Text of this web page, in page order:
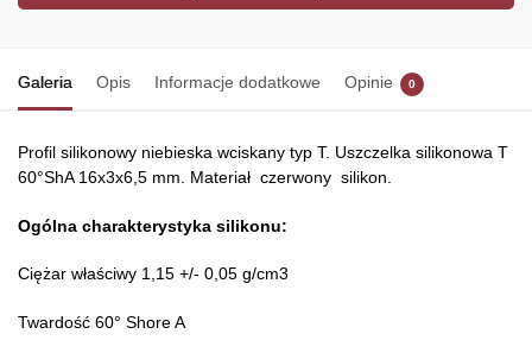
Galeria Opis Informacje dodatkowe Opinie 0
Profil silikonowy niebieska wciskany typ T. Uszczelka silikonowa T
60°ShA 16x3x6,5 mm. Materiał czerwony silikon.
Ogólna charakterystyka silikonu:
Ciężar właściwy 1,15 +/- 0,05 g/cm3
Twardość 60° Shore A